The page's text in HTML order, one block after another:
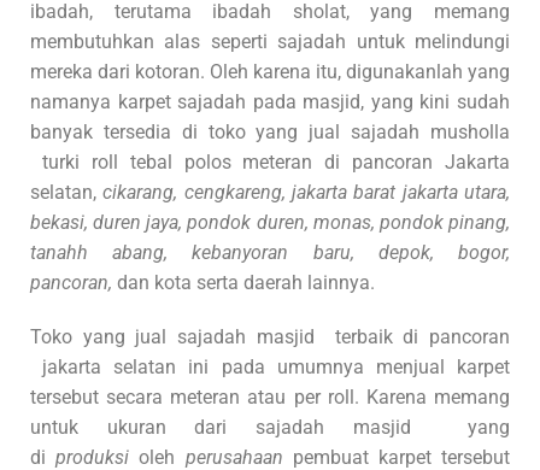
ibadah, terutama ibadah sholat, yang memang
membutuhkan alas seperti sajadah untuk melindungi
mereka dari kotoran. Oleh karena itu, digunakanlah yang
namanya karpet sajadah pada masjid, yang kini sudah
banyak tersedia di toko yang jual sajadah musholla
turki roll tebal polos meteran di pancoran Jakarta
selatan,cikarang, cengkareng, jakarta barat jakarta utara,
bekasi, duren jaya, pondok duren, monas, pondok pinang,
tanahh abang, kebanyoran baru, depok, bogor,
pancoran, dan kota serta daerah lainnya.
Toko yang jual sajadah masjid terbaik di pancoran
jakarta selatan ini pada umumnya menjual karpet
tersebut secara meteran atau per roll. Karena memang
untuk ukuran dari sajadah masjid yang
diproduksi oleh perusahaan pembuat karpet tersebut